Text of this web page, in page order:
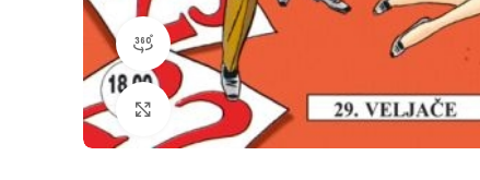
360 product view
Klikni da povečaš